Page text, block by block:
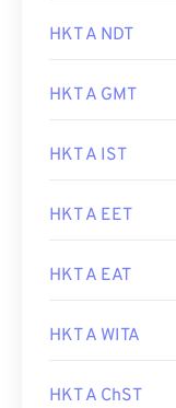
HKT A NDT
HKT A GMT
HKT A IST
HKT A EET
HKT A EAT
HKT A WITA
HKT A ChST